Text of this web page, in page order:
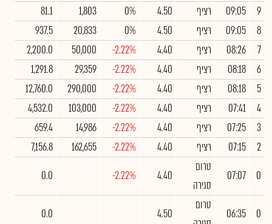
9
09:05 רציף 4.50
0%
1,803
81.1
8
09:05 רציף 4.50
0%
20,833
937.5
7
08:26 רציף 4.40
-2.22%
50,000
2,200.0
6
08:18 רציף 4.40
-2.22%
29,359
1,291.8
5
08:18 רציף 4.40
-2.22%
290,000
12,760.0
4
07:41 רציף 4.40
-2.22%
103,000
4,532.0
3
07:25 רציף 4.40
-2.22%
14,986
659.4
2
07:15 רציף 4.40
-2.22%
162,655
7,156.8
0
07:07
טרום
סגירה
4.40
-2.22%
0.0
0
06:35
טרום
4.50
0.0